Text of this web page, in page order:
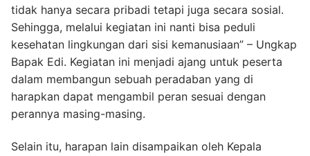
tidak hanya secara pribadi tetapi juga secara sosial.
Sehingga, melalui kegiatan ini nanti bisa peduli
kesehatan lingkungan dari sisi kemanusiaan” – Ungkap
Bapak Edi. Kegiatan ini menjadi ajang untuk peserta
dalam membangun sebuah peradaban yang di
harapkan dapat mengambil peran sesuai dengan
perannya masing-masing.
Selain itu, harapan lain disampaikan oleh Kepala